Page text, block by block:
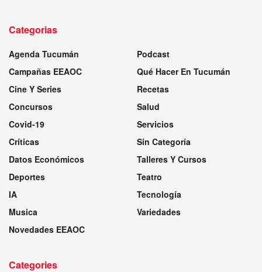
Categorias
Agenda Tucumán
Campañas EEAOC
Cine Y Series
Concursos
Covid-19
Críticas
Datos Económicos
Deportes
IA
Musica
Novedades EEAOC
Podcast
Qué Hacer En Tucumán
Recetas
Salud
Servicios
Sin Categoría
Talleres Y Cursos
Teatro
Tecnología
Variedades
Categories